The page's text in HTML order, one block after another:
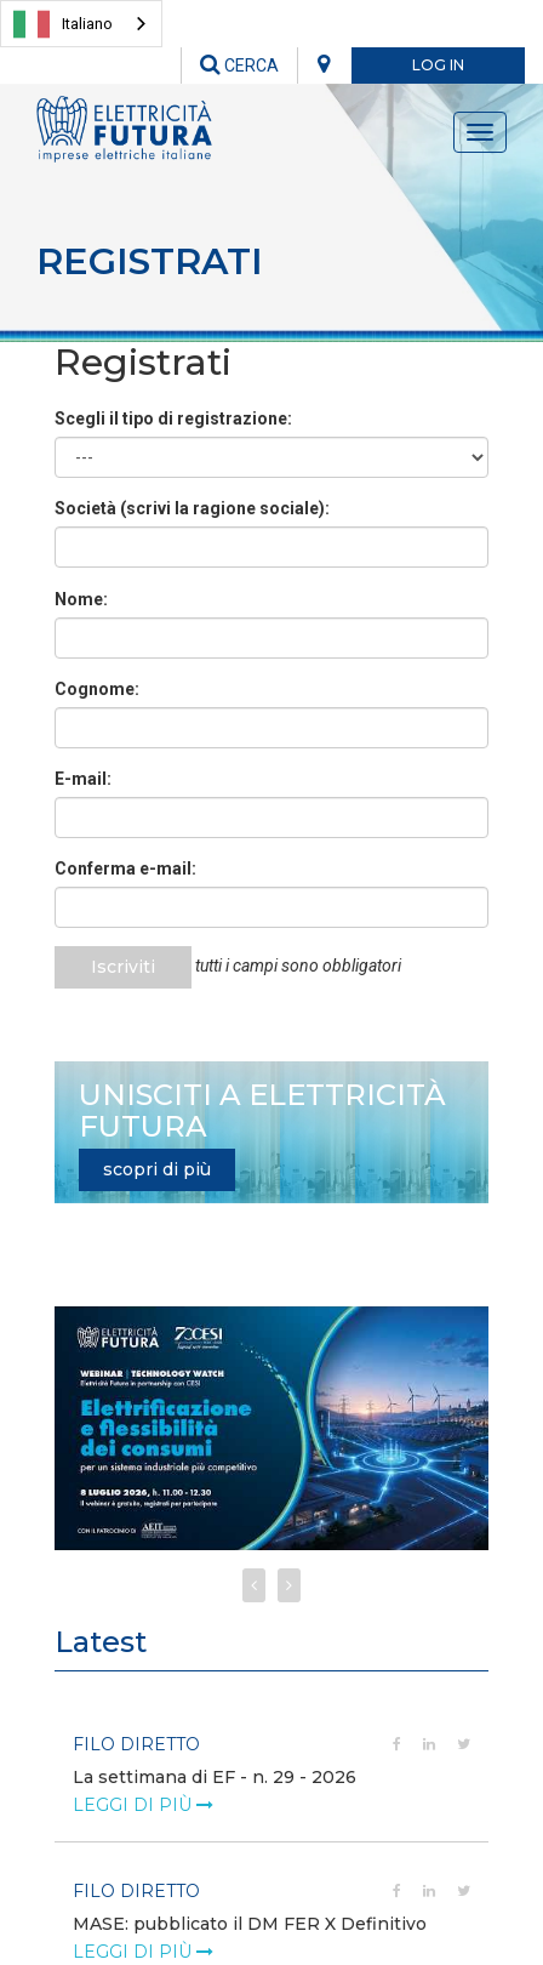
Italiano
LOG IN
CERCA
Toggle
REGISTRATI
Registrati
Scegli il tipo di registrazione:
Società (scrivi la ragione sociale):
Nome:
Cognome:
E-mail:
Conferma e-mail:
Iscriviti tutti i campi sono obbligatori
UNISCITI A ELETTRICITÀ
FUTURA
scopri di più
Latest
FILO DIRETTO
La settimana di EF - n. 29 - 2026
LEGGI DI PIÙ
FILO DIRETTO
MASE: pubblicato il DM FER X Definitivo
LEGGI DI PIÙ